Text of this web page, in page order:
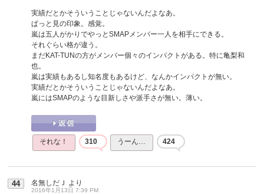
実績だとかそういうことじゃないんだよなあ。
ぱっと見の印象。感覚。
嵐は五人がかりでやっとSMAPメンバー一人を相手にできる。
それぐらい格が違う。
まだKAT-TUNの方がメンバー個々のインパクトがある。特に亀梨和
也。
嵐は実績もあるし知名度もあるけど、なんかインパクトが無い。
実績だとかそういうことじゃないんだよなあ。
嵐にはSMAPのような目新しさや派手さが無い。薄い。
それな！ 310 うーん… 424
44 名無しだＪ より
2016年1月13日 7:39 PM